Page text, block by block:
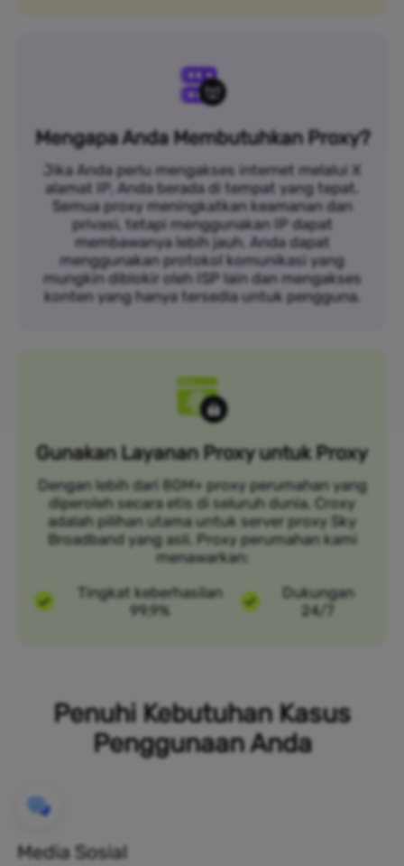
Mengapa Anda Membutuhkan Proxy?
Jika Anda perlu mengakses internet melalui X
alamat IP, Anda berada di tempat yang tepat.
Semua proxy meningkatkan keamanan dan
privasi, tetapi menggunakan IP dapat
membawanya lebih jauh. Anda dapat
menggunakan protokol komunikasi yang
mungkin diblokir oleh ISP lain dan mengakses
konten yang hanya tersedia untuk pengguna.
Gunakan Layanan Proxy untuk Proxy
Dengan lebih dari 80M+ proxy perumahan yang
diperoleh secara etis di seluruh dunia, Croxy
adalah pilihan utama untuk server proxy Sky
Broadband yang asli. Proxy perumahan kami
menawarkan:
Tingkat keberhasilan
99,9%
Dukungan
24/7
Penuhi Kebutuhan Kasus
Penggunaan Anda
Media Sosial